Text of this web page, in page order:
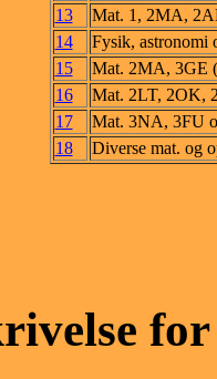
13
Mat. 1, 2MA,
14
Fysik, astronomi
15
Mat. 2MA, 3GE
16
Mat. 2LT, 2OK,
17
Mat. 3NA, 3FU
18
Diverse mat. og
for